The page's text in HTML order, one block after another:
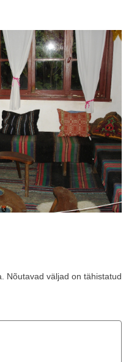
Nõutavad väljad on tähistatud